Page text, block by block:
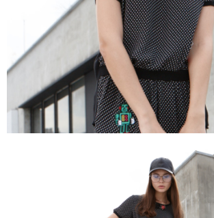
2.透過簡訊連結打開帳單後，可選擇「超商條碼／台灣
帳／街口支付／iPASS MONEY」等通路繳費。
【注意事項】
1.本服務係由「台灣大哥大股份有限公司」（以下簡稱
用戶於交易時，得透過本服務購買商品或服務，並由
買賣價金債權讓與本公司後，依約使用本公司帳單繳交
2.基於同意付款使用「大哥付你分期」之契約關係目的
資料（包含姓名、電話或地址）提供予台灣大哥大進項
由本公司與您本人進行分期帳單所需資料之確認、核對
3.完整用戶服務條款，請詳閱以下連結：https://
１．於結帳方式選擇「AFTEE先享後付」後，將跳轉
結帳頁面，進行簡訊認證並確認金額後，即可完成結帳
２．訂單成立數日內，您將收到繳費通知簡訊。
３．收到繳費通知簡訊後14天內，點擊此簡訊中的連
ATM／網路銀行／等多元方式進行付款，方視為交易完
※ 請注意：結帳手續完成當下不需立刻繳費，但若您
購買商品的店家。未經商家同意取消之訂單仍視為有效
後付繳納相關費用。
※ 交易是否成功請以「AFTEE先享後付 」之結帳頁面
是否繳費成功／繳費後需取消欲退款等相關疑問，請聯
客戶支援中心」
https://netprotections.freshdesk.com/
１．透過由恩沛科技股份有限公司提供之「AFTEE先
易，需依本服務之必要範圍內提供個人資料，並將交
２．關於個人資料處理事宜，請瀏覽以下網址：
https://aftee.tw/terms/#terms3
7-11取貨付款
每筆NT$120，滿NT$2,000(含以上)免運費
宅配
每筆NT$120，滿NT$2,000(含以上)免運費